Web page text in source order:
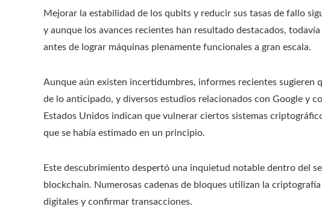
Mejorar la estabilidad de los qubits y reducir sus tasas de fallo
y aunque los avances recientes han resultado destacados,
antes de lograr máquinas plenamente funcionales a gran escala.
Aunque aún existen incertidumbres, informes recientes sugieren
de lo anticipado, y diversos estudios relacionados con Google y
Estados Unidos indican que vulnerar ciertos sistemas
que se había estimado en un principio.
Este descubrimiento despertó una inquietud notable dentro del
blockchain. Numerosas cadenas de bloques utilizan la
digitales y confirmar transacciones.